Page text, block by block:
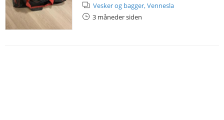
Vesker og bagger,Vennesla
3 måneder siden